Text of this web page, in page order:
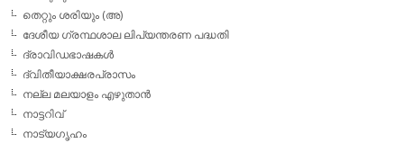
തെറ്റും ശരിയും (അ)
ദേശീയ ഗ്രന്ഥശാല ലിപ്യന്തരണ പദ്ധതി
ദ്രാവിഡഭാഷകള്‍
ദ്വിതീയാക്ഷരപ്രാസം
നല്ല മലയാളം എഴുതാന്‍
നാട്ടറിവ്
നാട്യഗൃഹം